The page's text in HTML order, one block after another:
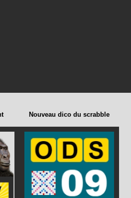
Nouveau dico du scrabble